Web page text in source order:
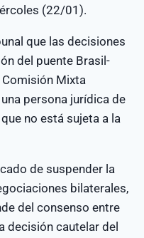
(22/01).
que las decisiones
del puente Brasil-
Mixta
persona jurídica de
no está sujeta a la
de suspender la
bilaterales,
del consenso entre
decisión cautelar del